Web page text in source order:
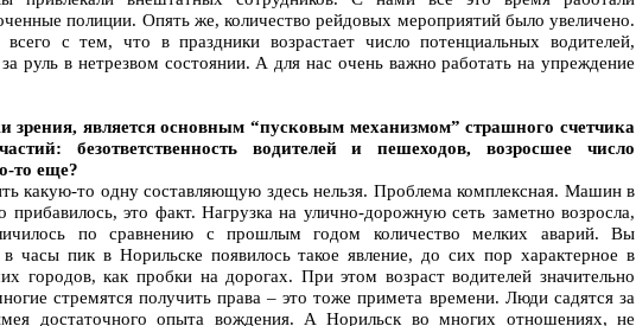
полиции. Опять же, количество рейдовых мероприятий было увеличено.
с тем, что в праздники возрастает число потенциальных водителей,
руль в нетрезвом состоянии. А для нас очень важно работать на упреждение
зрения, является основным “пусковым механизмом” страшного счетчика
безответственность водителей и пешеходов, возросшее число
то еще?
какую-то одну составляющую здесь нельзя. Проблема комплексная. Машин в
прибавилось, это факт. Нагрузка на улично-дорожную сеть заметно возросла,
по сравнению с прошлым годом количество мелких аварий. Вы
в часы пик в Норильске появилось такое явление, до сих пор характерное в
городов, как пробки на дорогах. При этом возраст водителей значительно
стремятся получить права – это тоже примета времени. Люди садятся за
достаточного опыта вождения. А Норильск во многих отношениях, не